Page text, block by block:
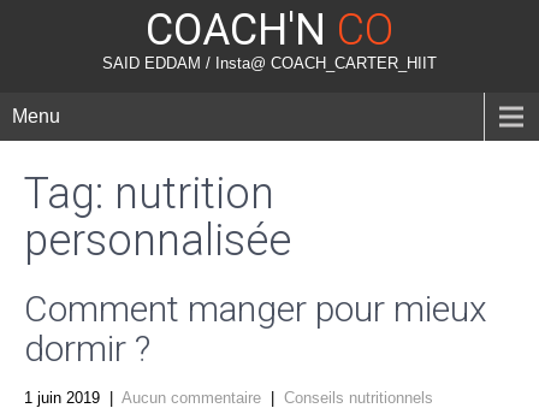
COACH'N CO
SAID EDDAM / Insta@ COACH_CARTER_HIIT
Menu
Tag: nutrition
personnalisée
Comment manger pour mieux
dormir ?
1 juin 2019 Aucun commentaire
Conseils nutritionnels